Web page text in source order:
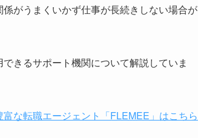
がうまくいかず仕事が長続きしない場合が
きるサポート機関について解説していま
な転職エージェント「FLEMEE」はこちら